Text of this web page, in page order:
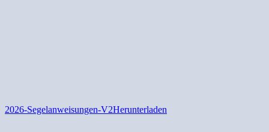
2026-Segelanweisungen-V2Herunterladen